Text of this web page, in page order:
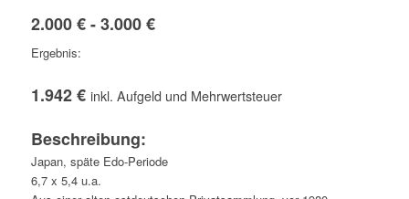
2.000 € - 3.000 €
Ergebnis:
1.942 € inkl. Aufgeld und Mehrwertsteuer
Beschreibung:
Japan, späte Edo-Periode
6,7 x 5,4 u.a.